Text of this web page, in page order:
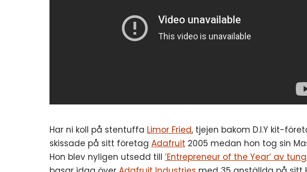
Har ni koll på stentuffa Limor Fried, tjejen bakom D.I.Y kit-
skissade på sitt företag Adafruit 2005 medan hon tog sin
Hon blev nyligen utsedd till ’Entrepreneur of the Year’ av